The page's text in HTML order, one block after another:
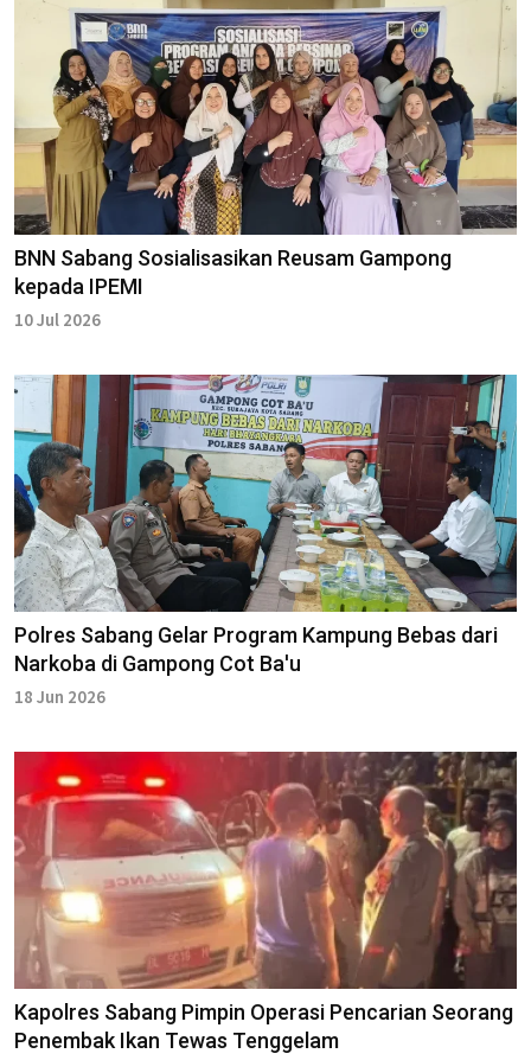
BNN Sabang Sosialisasikan Reusam Gampong
kepada IPEMI
10 Jul 2026
Polres Sabang Gelar Program Kampung Bebas dari
Narkoba di Gampong Cot Ba'u
18 Jun 2026
Kapolres Sabang Pimpin Operasi Pencarian Seorang
Penembak Ikan Tewas Tenggelam